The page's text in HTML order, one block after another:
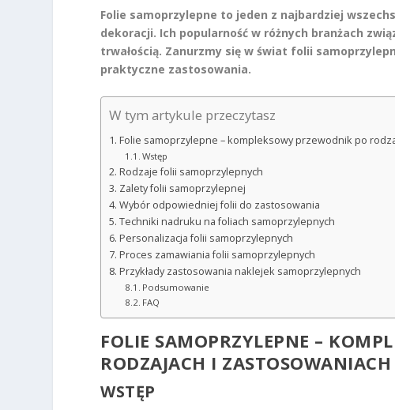
Folie samoprzylepne to jeden z najbardziej
dekoracji. Ich popularność w różnych branżach
trwałością. Zanurzmy się w świat folii
praktyczne zastosowania.
W tym artykule przeczytasz
Folie samoprzylepne – kompleksowy przewodnik po
Wstęp
Rodzaje folii samoprzylepnych
Zalety folii samoprzylepnej
Wybór odpowiedniej folii do zastosowania
Techniki nadruku na foliach samoprzylepnych
Personalizacja folii samoprzylepnych
Proces zamawiania folii samoprzylepnych
Przykłady zastosowania naklejek samoprzylepnych
Podsumowanie
FAQ
FOLIE SAMOPRZYLEPNE –
RODZAJACH I ZASTOSOWANIACH
WSTĘP